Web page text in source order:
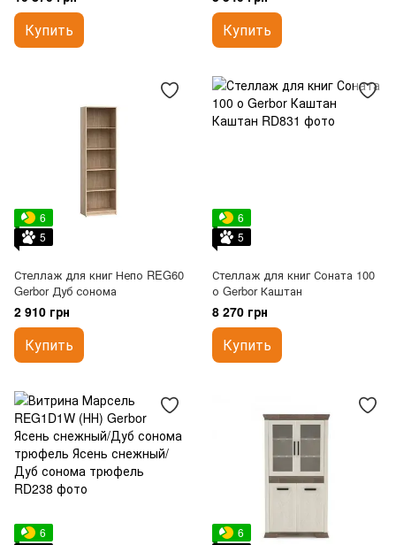
Купить Купить
6
5
Стеллаж для книг Непо REG60
Gerbor Дуб сонома
2 910 грн
Купить
6
5
Стеллаж для книг Соната 100
о Gerbor Каштан
8 270 грн
Купить
6
6